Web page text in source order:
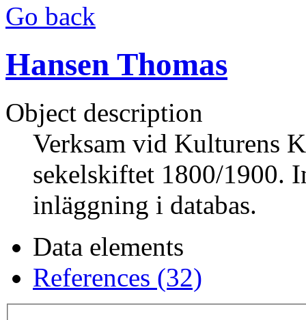
Go back
Hansen Thomas
Object description
Verksam vid Kulturens
sekelskiftet 1800/1900.
inläggning i databas.
Data elements
References (32)